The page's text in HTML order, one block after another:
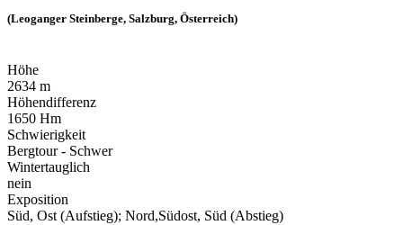
(Leoganger Steinberge, Salzburg, Österreich)
Höhe
2634 m
Höhendifferenz
1650 Hm
Schwierigkeit
Bergtour - Schwer
Wintertauglich
nein
Exposition
Süd, Ost (Aufstieg); Nord,Südost, Süd (Abstieg)